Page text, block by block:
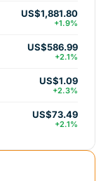
US$1,881.80
+1.9%
US$586.99
+2.1%
US$1.09
+2.3%
US$73.49
+2.1%